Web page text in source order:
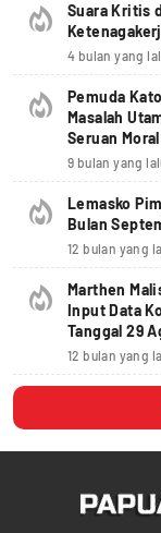
Suara Kritis
4 bulan yang
Pemuda
Masalah
Seruan
9 bulan yang
Lemasko
Bulan
12 bulan yang
Marthen
Input Data
Tanggal 29
12 bulan yang